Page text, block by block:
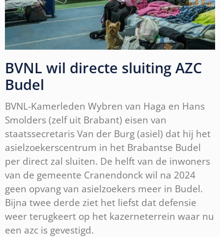
BVNL wil directe sluiting AZC
Budel
BVNL-Kamerleden Wybren van Haga en Hans
Smolders (zelf uit Brabant) eisen van
staatssecretaris Van der Burg (asiel) dat hij het
asielzoekerscentrum in het Brabantse Budel
per direct zal sluiten. De helft van de inwoners
van de gemeente Cranendonck wil na 2024
geen opvang van asielzoekers meer in Budel.
Bijna twee derde ziet het liefst dat defensie
weer terugkeert op het kazerneterrein waar nu
een azc is gevestigd.